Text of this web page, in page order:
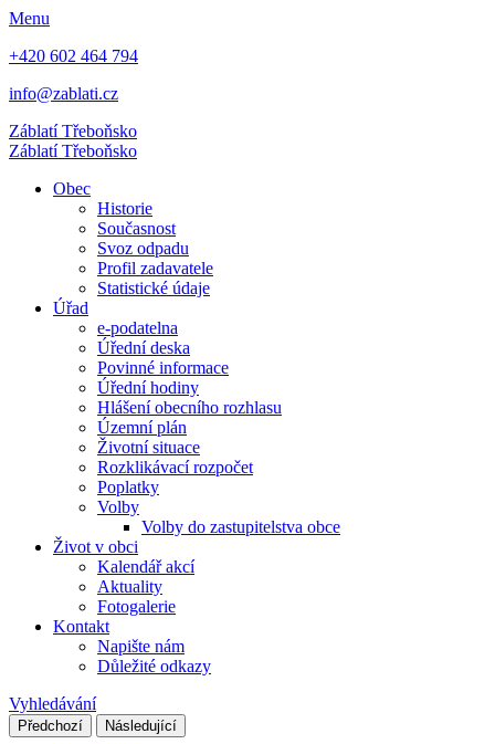
Menu
+420 602 464 794
info@zablati.cz
ZáblatíTřeboňsko
ZáblatíTřeboňsko
Obec
Historie
Současnost
Svoz odpadu
Profil zadavatele
Statistické údaje
Úřad
e-podatelna
Úřední deska
Povinné informace
Úřední hodiny
Hlášení obecního rozhlasu
Územní plán
Životní situace
Rozklikávací rozpočet
Poplatky
Volby
Volby do zastupitelstva obce
Život v obci
Kalendář akcí
Aktuality
Fotogalerie
Kontakt
Napište nám
Důležité odkazy
Vyhledávání
Předchozí Následující